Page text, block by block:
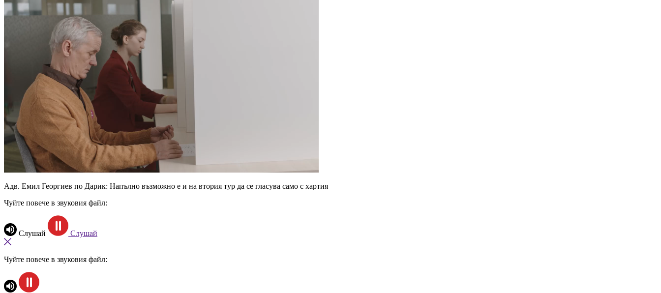
Адв. Емил Георгиев по Дарик: Напълно възможно е и на втория тур да се гласува само с хартия
Чуйте повече в звуковия файл:
Слушай Слушай
Чуйте повече в звуковия файл: